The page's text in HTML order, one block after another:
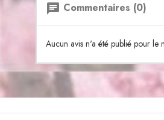
chat Commentaires (0)
Aucun avis n'a été publié pour le